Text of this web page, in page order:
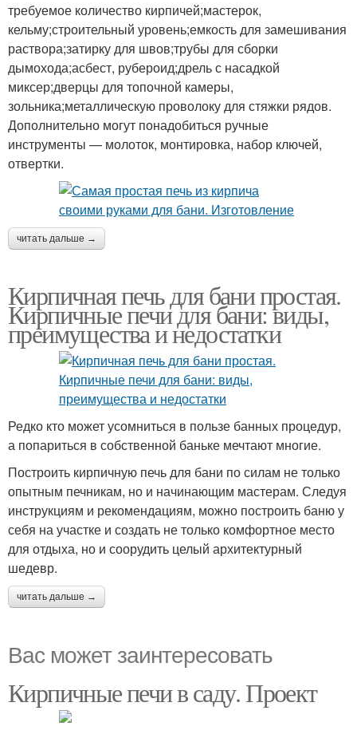
требуемое количество кирпичей;мастерок,
кельму;строительный уровень;емкость для замешивания
раствора;затирку для швов;трубы для сборки
дымохода;асбест, рубероид;дрель с насадкой
миксер;дверцы для топочной камеры,
зольника;металлическую проволоку для стяжки рядов.
Дополнительно могут понадобиться ручные
инструменты — молоток, монтировка, набор ключей,
отвертки.
читать дальше →
Кирпичная печь для бани простая.
Кирпичные печи для бани: виды,
преимущества и недостатки
Редко кто может усомниться в пользе банных процедур,
а попариться в собственной баньке мечтают многие.
Построить кирпичную печь для бани по силам не только
опытным печникам, но и начинающим мастерам. Следуя
инструкциям и рекомендациям, можно построить баню у
себя на участке и создать не только комфортное место
для отдыха, но и соорудить целый архитектурный
шедевр.
читать дальше →
Вас может заинтересовать
Кирпичные печи в саду. Проект